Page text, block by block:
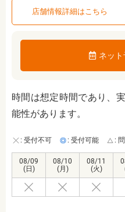
店舗情報詳細はこちら
ネッ
時間は想定時間であり、
能性があります。
: 受付不可 : 受付可能 :
08/09
(日)
08/10
(月)
08/11
(火)